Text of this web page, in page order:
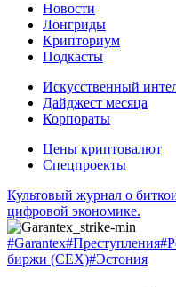
Новости
Лонгриды
Крипториум
Подкасты
Искусственный
Дайджест месяца
Корпораты
Цены криптовалют
Спецпроекты
Культовый журнал о
цифровой экономике.
#Garantex#Преступления
биржи (CEX)#Эстония